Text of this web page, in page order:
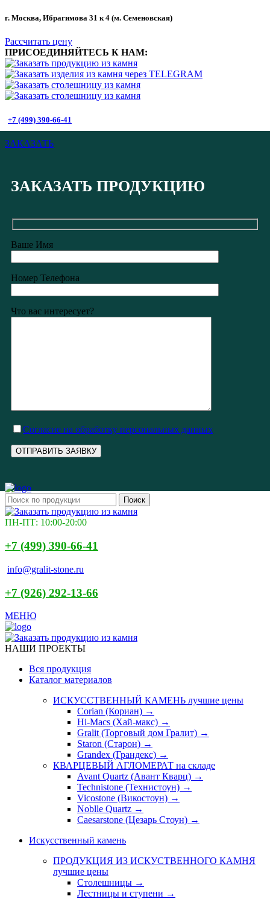
г. Москва, Ибрагимова 31 к 4 (м. Семеновская)
Рассчитать цену
ПРИСОЕДИНЯЙТЕСЬ К НАМ:
+7 (499) 390-66-41
ЗАКАЗАТЬ
ЗАКАЗАТЬ ПРОДУКЦИЮ
Ваше Имя
Номер Телефона
Что вас интересует?
Cогласие на обработку персональных данных
Поиск
ПН-ПТ: 10:00-20:00
+7 (499) 390-66-41
info@gralit-stone.ru
+7 (926) 292-13-66
МЕНЮ
НАШИ ПРОЕКТЫ
Вся продукция
Каталог материалов
ИСКУССТВЕННЫЙ КАМЕНЬ лучшие цены
Corian (Кориан) →
Hi-Macs (Хай-макс) →
Gralit (Торговый дом Гралит) →
Staron (Старон) →
Grandex (Грандекс) →
КВАРЦЕВЫЙ АГЛОМЕРАТ на складе
Avant Quartz (Авант Кварц) →
Technistone (Технистоун) →
Vicostone (Викостоун) →
Noblle Quartz →
Caesarstone (Цезарь Стоун) →
Искусственный камень
ПРОДУКЦИЯ ИЗ ИСКУСТВЕННОГО КАМНЯ
лучшие цены
Столешницы →
Лестницы и ступени →